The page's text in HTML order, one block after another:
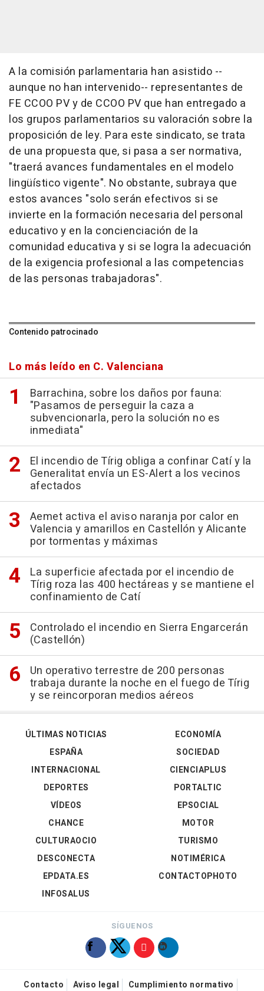
A la comisión parlamentaria han asistido --
aunque no han intervenido-- representantes de
FE CCOO PV y de CCOO PV que han entregado a
los grupos parlamentarios su valoración sobre la
proposición de ley. Para este sindicato, se trata
de una propuesta que, si pasa a ser normativa,
"traerá avances fundamentales en el modelo
lingüístico vigente". No obstante, subraya que
estos avances "solo serán efectivos si se
invierte en la formación necesaria del personal
educativo y en la concienciación de la
comunidad educativa y si se logra la adecuación
de la exigencia profesional a las competencias
de las personas trabajadoras".
Contenido patrocinado
Lo más leído en C. Valenciana
Barrachina, sobre los daños por fauna:
"Pasamos de perseguir la caza a
subvencionarla, pero la solución no es
inmediata"
El incendio de Tírig obliga a confinar Catí y la
Generalitat envía un ES-Alert a los vecinos
afectados
Aemet activa el aviso naranja por calor en
Valencia y amarillos en Castellón y Alicante
por tormentas y máximas
La superficie afectada por el incendio de
Tírig roza las 400 hectáreas y se mantiene el
confinamiento de Catí
Controlado el incendio en Sierra Engarcerán
(Castellón)
Un operativo terrestre de 200 personas
trabaja durante la noche en el fuego de Tírig
y se reincorporan medios aéreos
ÚLTIMAS NOTICIAS
ESPAÑA
INTERNACIONAL
DEPORTES
VÍDEOS
ECONOMÍA
SOCIEDAD
CIENCIAPLUS
PORTALTIC
EPSOCIAL
CHANCE
CULTURAOCIO
DESCONECTA
EPDATA.ES
INFOSALUS
MOTOR
TURISMO
NOTIMÉRICA
CONTACTOPHOTO
SÍGUENOS
Contacto Aviso legal Cumplimiento normativo